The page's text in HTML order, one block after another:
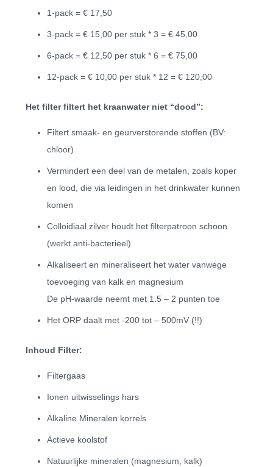
1-pack = € 17,50
3-pack = € 15,00 per stuk * 3 = € 45,00
6-pack = € 12,50 per stuk * 6 = € 75,00
12-pack = € 10,00 per stuk * 12 = € 120,00
Het filter filtert het kraanwater niet “dood”:
Filtert smaak- en geurverstorende stoffen (BV:
chloor)
Vermindert een deel van de metalen, zoals koper
en lood, die via leidingen in het drinkwater kunnen
komen
Colloidiaal zilver houdt het filterpatroon schoon
(werkt anti-bacterieel)
Alkaliseert en mineraliseert het water vanwege
toevoeging van kalk en magnesium
De pH-waarde neemt met 1.5 – 2 punten toe
Het ORP daalt met -200 tot – 500mV (!!)
Inhoud Filter:
Filtergaas
Ionen uitwisselings hars
Alkaline Mineralen korrels
Actieve koolstof
Natuurlijke mineralen (magnesium, kalk)